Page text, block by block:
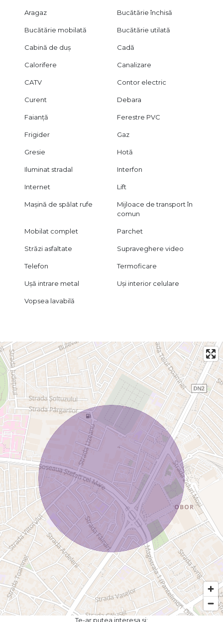
Cupluri care apreciaza un design modern si camere
inchiriere imediata
Vizionarea se face exclusiv pe baza unui acord de vizionare,
Pentru detalii sau vizionare, ne gasesti aici – mereu cu busola
Aragaz Bucătărie închisă
Bucătărie mobilată Bucătărie utilată
Cabină de duș Cadă
Calorifere Canalizare
CATV Contor electric
Curent Debara
Faianță Ferestre PVC
Frigider Gaz
Gresie Hotă
Iluminat stradal Interfon
Internet Lift
Mașină de spălat rufe
Mijloace de transport în
comun
Mobilat complet Parchet
Străzi asfaltate Supraveghere video
Telefon Termoficare
Ușă intrare metal Uși interior celulare
Vopsea lavabilă
Te-ar putea interesa și: